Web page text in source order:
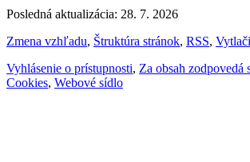
Posledná aktualizácia: 28. 7. 2026
Zmena vzhľadu, Štruktúra stránok, RSS,
Vyhlásenie o prístupnosti, Za obsah zodpovedá
Cookies, Webové sídlo